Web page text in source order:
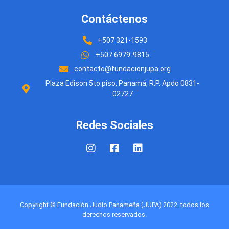
Contáctenos
+507 321-1593
+507 6979-9815
contacto@fundacionjupa.org
Plaza Edison 5to piso, Panamá, R.P. Apdo 0831-
02727
Redes Sociales
Copyright © Fundación Judío Panameña (JUPA) 2022. todos los
derechos reservados.